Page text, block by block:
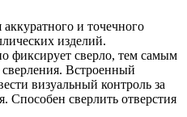
и точечного
изделий.
фиксирует сверло, тем самым
Встроенный
визуальный контроль за
Способен сверлить отверстия